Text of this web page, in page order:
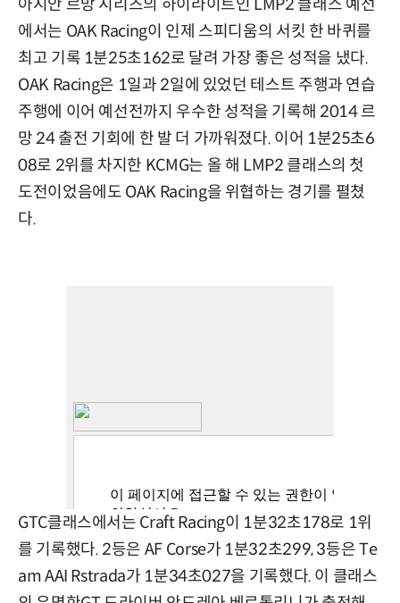
아시안 르망 시리즈의 하이라이트인 LMP2 클래스 예선
에서는 OAK Racing이 인제 스피디움의 서킷 한 바퀴를
최고 기록 1분25초162로 달려 가장 좋은 성적을 냈다.
OAK Racing은 1일과 2일에 있었던 테스트 주행과 연습
주행에 이어 예선전까지 우수한 성적을 기록해 2014 르
망 24 출전 기회에 한 발 더 가까워졌다. 이어 1분25초6
08로 2위를 차지한 KCMG는 올 해 LMP2 클래스의 첫
도전이었음에도 OAK Racing을 위협하는 경기를 펼쳤
다.
GTC클래스에서는 Craft Racing이 1분32초178로 1위
를 기록했다. 2등은 AF Corse가 1분32초299, 3등은 Te
am AAI Rstrada가 1분34초027을 기록했다. 이 클래스